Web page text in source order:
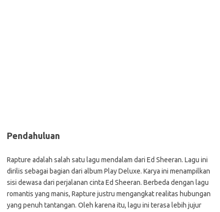
Pendahuluan
Rapture adalah salah satu lagu mendalam dari Ed Sheeran. Lagu ini
dirilis sebagai bagian dari album Play Deluxe. Karya ini menampilkan
sisi dewasa dari perjalanan cinta Ed Sheeran. Berbeda dengan lagu
romantis yang manis, Rapture justru mengangkat realitas hubungan
yang penuh tantangan. Oleh karena itu, lagu ini terasa lebih jujur